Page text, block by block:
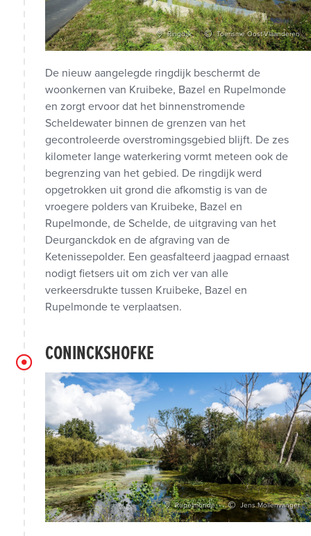
Ringdijk Toerisme Oost-Vlaanderen
De nieuw aangelegde ringdijk beschermt de
woonkernen van Kruibeke, Bazel en Rupelmonde
en zorgt ervoor dat het binnenstromende
Scheldewater binnen de grenzen van het
gecontroleerde overstromingsgebied blijft. De zes
kilometer lange waterkering vormt meteen ook de
begrenzing van het gebied. De ringdijk werd
opgetrokken uit grond die afkomstig is van de
vroegere polders van Kruibeke, Bazel en
Rupelmonde, de Schelde, de uitgraving van het
Deurganckdok en de afgraving van de
Ketenissepolder. Een geasfalteerd jaagpad ernaast
nodigt fietsers uit om zich ver van alle
verkeersdrukte tussen Kruibeke, Bazel en
Rupelmonde te verplaatsen.
CONINCKSHOFKE
Rupelmonde Jens Mollenvanger